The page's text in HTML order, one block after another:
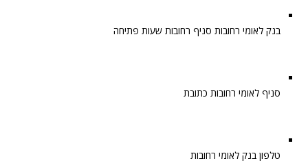
בנק לאומי רחובות סניף רחובות שעות פתיחה
סניף לאומי רחובות כתובת
טלפון בנק לאומי רחובות